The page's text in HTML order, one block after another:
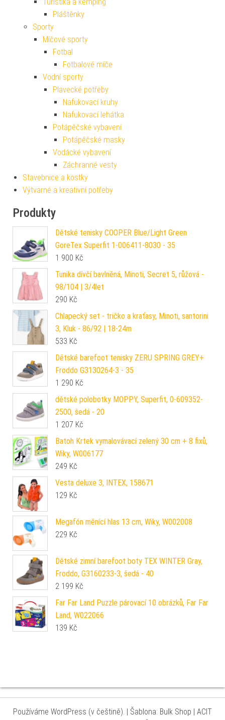
Pláštěnky
Sporty
Míčové sporty
Fotbal
Fotbalové míče
Vodní sporty
Plavecké potřeby
Nafukovací kruhy
Nafukovací lehátka
Potápěčské vybavení
Potápěčské masky
Vodácké vybavení
Záchranné vesty
Stavebnice a kostky
Výtvarné a kreativní potřeby
Produkty
Dětské tenisky COOPER Blue/Light Green
GoreTex Superfit 1-006411-8030 - 35
1 900 Kč
Tunika dívčí bavlněná, Minoti, Secret 5, růžová -
98/104 | 3/4let
290 Kč
Chlapecký set - tričko a kraťasy, Minoti, santorini
3, Kluk - 86/92 | 18-24m
533 Kč
Dětské barefoot tenisky ZERU SPRING GREY+
Froddo G3130264-3 - 35
1 290 Kč
dětské polobotky MOPPY, Superfit, 0-609352-
2500, šedá - 20
1 207 Kč
Batoh Krtek vymalovávací zelený 30 cm + 8 fixů,
Wiky, W006177
249 Kč
Vesta deluxe 3, INTEX, 158671
129 Kč
Megafón měnící hlas 13 cm, Wiky, W002008
229 Kč
Dětské zimní barefoot boty TEX WINTER Gray,
Froddo, G3160233-3, šedá - 40
2 199 Kč
Far Far Land Puzzle párovací 10 obrázků, Far Far
Land, W022066
139 Kč
Používáme WordPress (v češtině). | Šablona: Bulk Shop | ACIT